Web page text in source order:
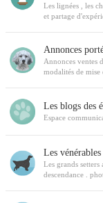
Les lignées , les
et partage
Annonces
Annonces ventes
modalités de mise
Les blogs des
Espace
Les vénérables
Les grands
descendance .